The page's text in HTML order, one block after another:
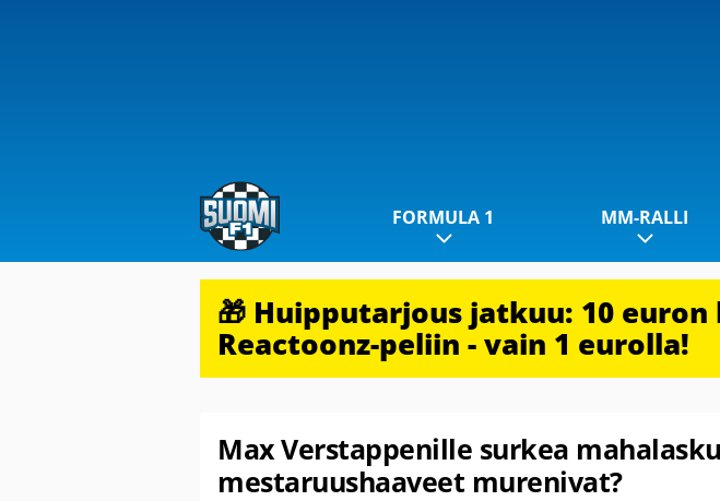
FORMULA 1 MM-RALLI
🎁 Huipputarjous jatkuu: 10
Reactoonz-peliin - vain 1 eurolla!
Max Verstappenille surkea
mestaruushaaveet murenivat?